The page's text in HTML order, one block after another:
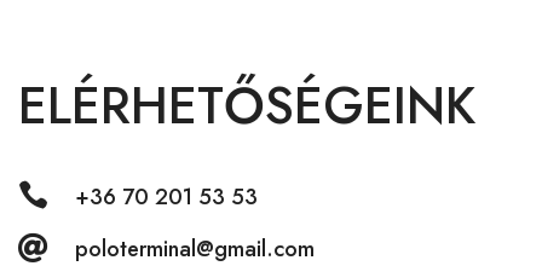
ELÉRHETŐSÉGEINK
 +36 70 201 53 53
 poloterminal@gmail.com